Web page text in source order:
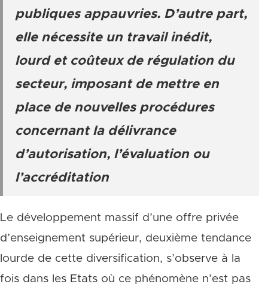
publiques appauvries. D’autre part,
elle nécessite un travail inédit,
lourd et coûteux de régulation du
secteur, imposant de mettre en
place de nouvelles procédures
concernant la délivrance
d’autorisation, l’évaluation ou
l’accréditation
Le développement massif d’une offre privée
d’enseignement supérieur, deuxième tendance
lourde de cette diversification, s’observe à la
fois dans les Etats où ce phénomène n’est pas